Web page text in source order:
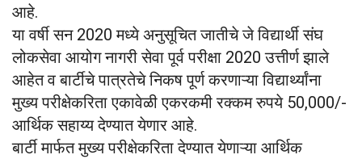
आहे.
या वर्षी सन 2020 मध्ये अनुसूचित जातीचे जे विद्यार्थी संघ
लोकसेवा आयोग नागरी सेवा पूर्व परीक्षा 2020 उत्तीर्ण झाले
आहेत व बार्टीचे पात्रतेचे निकष पूर्ण करणाऱ्या विद्यार्थ्यांना
मुख्य परीक्षेकरिता एकावेळी एकरकमी रक्कम रुपये 50,000/-
आर्थिक सहाय्य देण्यात येणार आहे.
बार्टी मार्फत मुख्य परीक्षेकरिता देण्यात येणाऱ्या आर्थिक